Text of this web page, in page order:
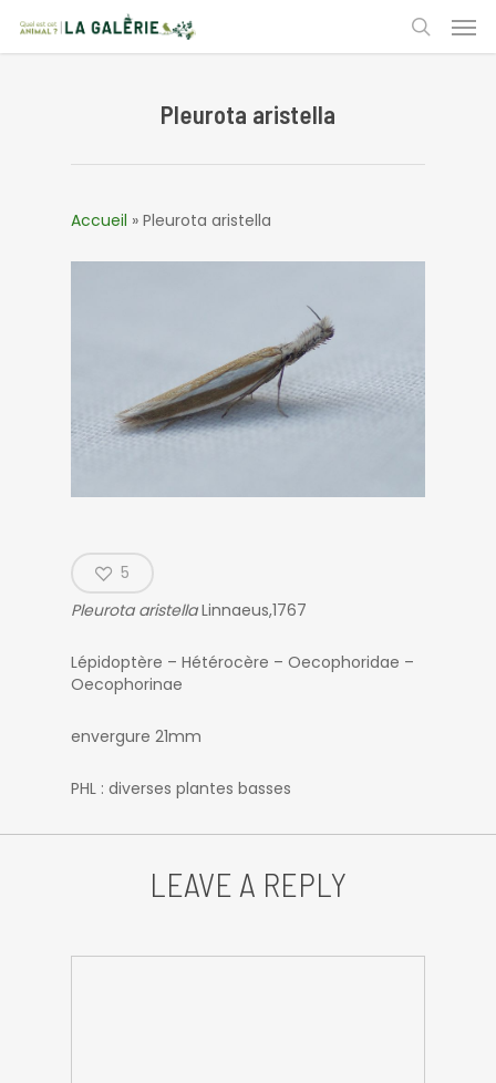
main
search
Pleurota aristella
Accueil » Pleurota aristella
5
Pleurota aristellaLinnaeus,1767
Lépidoptère – Hétérocère – Oecophoridae –
Oecophorinae
envergure 21mm
PHL : diverses plantes basses
LEAVE A REPLY